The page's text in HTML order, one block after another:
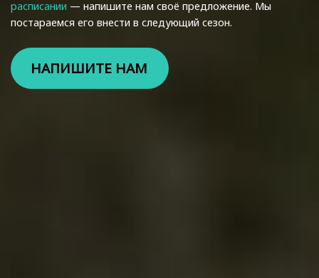
расписании — напишите нам своё предложение. Мы
постараемся его внести в следующий сезон.
НАПИШИТЕ НАМ